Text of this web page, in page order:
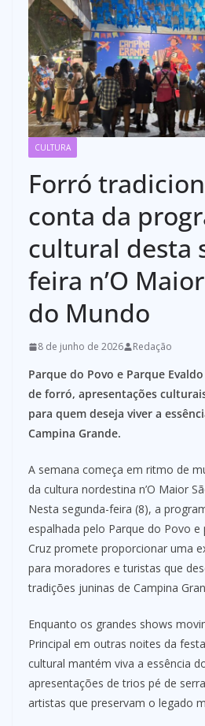
CULTURA
Forró
conta da
cultural desta
feira n’O
do Mundo
8 de junho de 2026 Redação
Parque do Povo e Parque
de forró, apresentações
para quem deseja viver a
Campina Grande.
A semana começa em ritmo de
da cultura nordestina n’O Maior
Nesta segunda-feira (8), a
espalhada pelo Parque do Povo e
Cruz promete proporcionar uma
para moradores e turistas que
tradições juninas de Campina
Enquanto os grandes shows
Principal em outras noites da
cultural mantém viva a essência
apresentações de trios pé de
artistas que preservam o legado